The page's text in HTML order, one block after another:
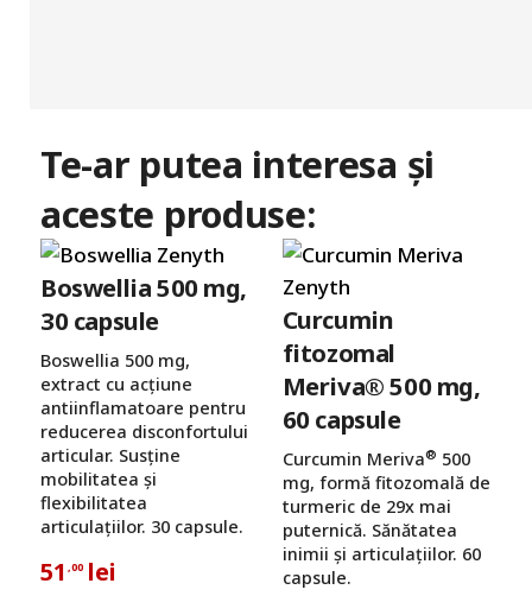
Te-ar putea interesa și
aceste produse:
Boswellia 500 mg,
30 capsule
Boswellia 500 mg,
extract cu acțiune
antiinflamatoare pentru
reducerea disconfortului
articular. Susține
mobilitatea și
flexibilitatea
articulațiilor. 30 capsule.
51 ,00 lei
Curcumin
fitozomal
Meriva® 500 mg,
60 capsule
Curcumin Meriva® 500
mg, formă fitozomală de
turmeric de 29x mai
puternică. Sănătatea
inimii și articulațiilor. 60
capsule.